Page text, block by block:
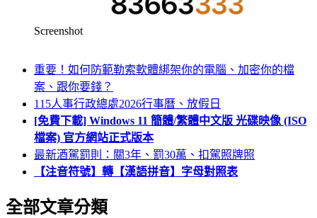
Screenshot
重要！如何防範勒索軟體綁架你的電腦、加密你的檔
案、跟你要錢？
115人事行政總處2026行事曆、放假日
[免費下載] Windows 11 簡體/繁體中文版 光碟映像 (ISO
檔案) 官方網站正式版本
最新酒駕罰則：關3年、罰30萬、扣駕照牌照
【注音符號】轉【漢語拼音】字母對照表
全部文章分類